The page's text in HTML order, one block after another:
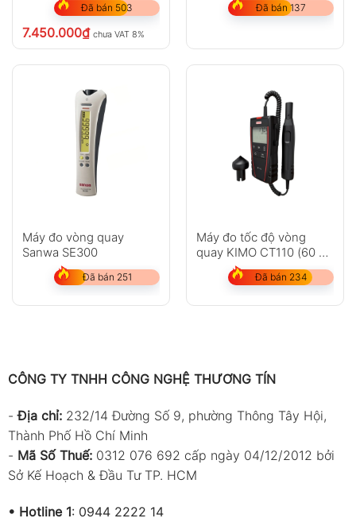
Đã bán 503
7.450.000₫ chưa VAT 8%
Đã bán 137
Máy đo vòng quay
Sanwa SE300
Đã bán 251
Máy đo tốc độ vòng
quay KIMO CT110 (60 …
60 000 tr/min & 4 …
2500 m/min)Đã bán 234
CÔNG TY TNHH CÔNG NGHỆ THƯƠNG TÍN
-Địa chỉ: 232/14 Đường Số 9, phường Thông Tây Hội,
Thành Phố Hồ Chí Minh
- Mã Số Thuế: 0312 076 692 cấp ngày 04/12/2012 bởi
Sở Kế Hoạch & Đầu Tư TP. HCM
• Hotline 1: 0944 2222 14